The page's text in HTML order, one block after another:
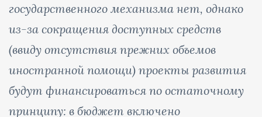
государственного механизма нет, однако
из-за сокращения доступных средств
(ввиду отсутствия прежних объемов
иностранной помощи) проекты развития
будут финансироваться по остаточному
принципу: в бюджет включено